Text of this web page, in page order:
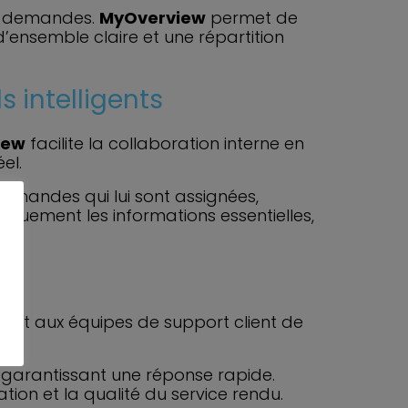
MyOverview permet de
claire et une répartition
intelligents
facilite la collaboration interne en
qui lui sont assignées,
les informations essentielles,
aux équipes de support client de
une réponse rapide.
et la qualité du service rendu.